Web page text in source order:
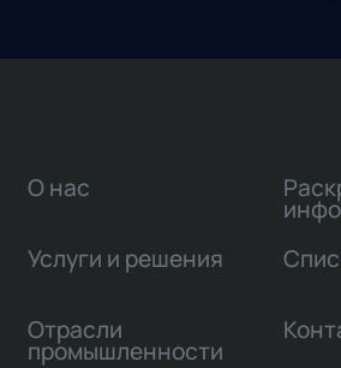
О нас
Услуги и решения
Отрасли
промышленности